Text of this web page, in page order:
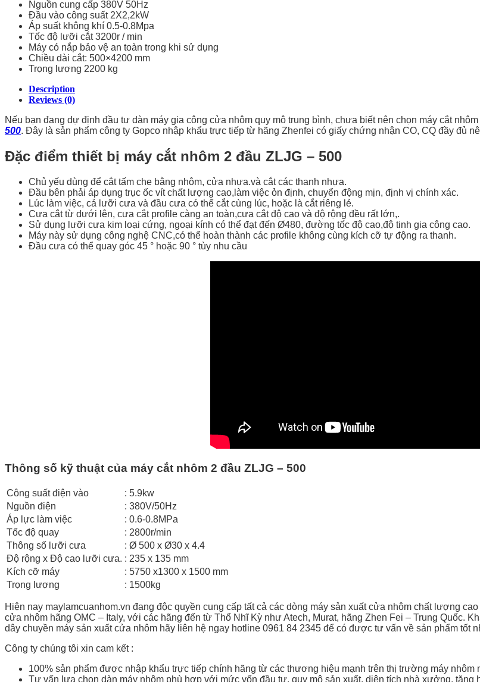
Nguồn cung cấp 380V 50Hz
Đầu vào công suất 2X2,2kW
Áp suất không khí 0.5-0.8Mpa
Tốc độ lưỡi cắt 3200r / min
Máy có nắp bảo vệ an toàn trong khi sử dụng
Chiều dài cắt: 500×4200 mm
Trọng lượng 2200 kg
Description
Reviews (0)
Nếu bạn đang dự định đầu tư dàn máy gia công cửa nhôm quy mô trung bình, chưa biết nên chọn máy cắt
500. Đây là sản phẩm công ty Gopco nhập khẩu trực tiếp từ hãng Zhenfei có giấy chứng nhận CO, CQ đầy đủ
Đặc điểm thiết bị máy cắt nhôm 2 đầu ZLJG – 500
Chủ yếu dùng để cắt tấm che bằng nhôm, cửa nhựa.và cắt các thanh nhựa.
Đầu bên phải áp dụng trục ốc vít chất lượng cao,làm việc ỏn định, chuyển động mịn, định vị chính xác.
Lúc làm việc, cả lưỡi cưa và đầu cưa có thể cắt cùng lúc, hoặc là cắt riêng lẻ.
Cưa cắt từ dưới lên, cưa cắt profile càng an toàn,cưa cắt độ cao và độ rộng đều rất lớn,.
Sử dụng lưỡi cưa kim loại cứng, ngoại kính có thể đạt đến Ø480, đường tốc độ cao,độ tinh gia công cao.
Máy này sử dụng công nghệ CNC,có thể hoàn thành các profile không cùng kích cỡ tự động ra thanh.
Đầu cưa có thể quay góc 45 ° hoặc 90 ° tùy nhu cầu
Thông số kỹ thuật của máy cắt nhôm 2 đầu ZLJG – 500
Công suất điện vào
: 5.9kw
Nguồn điện
: 380V/50Hz
Áp lực làm việc
: 0.6-0.8MPa
Tốc độ quay
: 2800r/min
Thông số lưỡi cưa
: Ø 500 x Ø30 x 4.4
Độ rộng x Độ cao lưỡi cưa. : 235 x 135 mm
Kích cỡ máy
: 5750 x1300 x 1500 mm
Trọng lượng
: 1500kg
Hiện nay maylamcuanhom.vn đang độc quyền cung cấp tất cả các dòng máy sản xuất cửa nhôm chất lượng
cửa nhôm hãng OMC – Italy, với các hãng đến từ Thổ Nhĩ Kỳ như Atech, Murat, hãng Zhen Fei – Trung Quốc.
dây chuyền máy sản xuất cửa nhôm hãy liên hệ ngay hotline 0961 84 2345 để có được tư vấn về sản phẩm tốt
Công ty chúng tôi xin cam kết :
100% sản phẩm được nhập khẩu trực tiếp chính hãng từ các thương hiệu mạnh trên thị trường máy nhôm
Tư vấn lựa chọn dàn máy nhôm phù hợp với mức vốn đầu tư, quy mô sản xuất, diện tích nhà xưởng, tăng